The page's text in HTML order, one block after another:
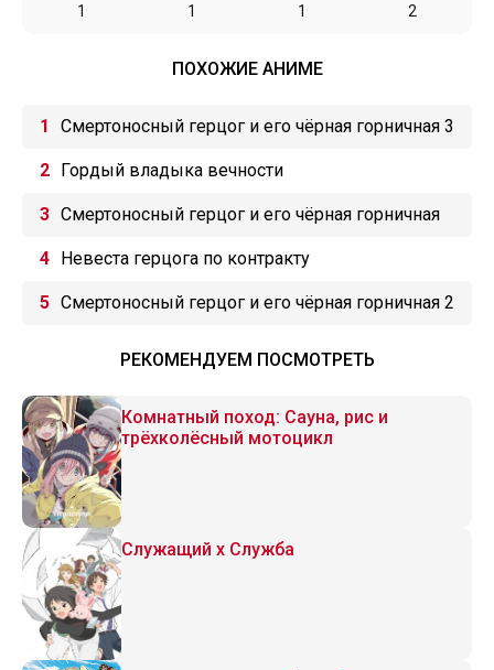
1 1 1 2
ПОХОЖИЕ АНИМЕ
Смертоносный герцог и его чёрная горничная 3
Гордый владыка вечности
Смертоносный герцог и его чёрная горничная
Невеста герцога по контракту
Смертоносный герцог и его чёрная горничная 2
РЕКОМЕНДУЕМ ПОСМОТРЕТЬ
Комнатный поход: Сауна, рис и
трёхколёсный мотоцикл
Служащий x Служба